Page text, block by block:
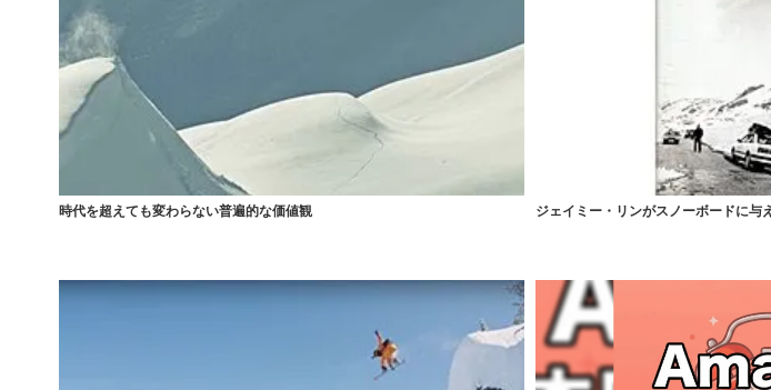
時代を超えても変わらない普遍的な価値観 ジェイミー・リンがスノーボードに与